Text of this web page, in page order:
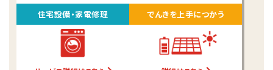
住宅設備・家電修理 でんきを上手につかう